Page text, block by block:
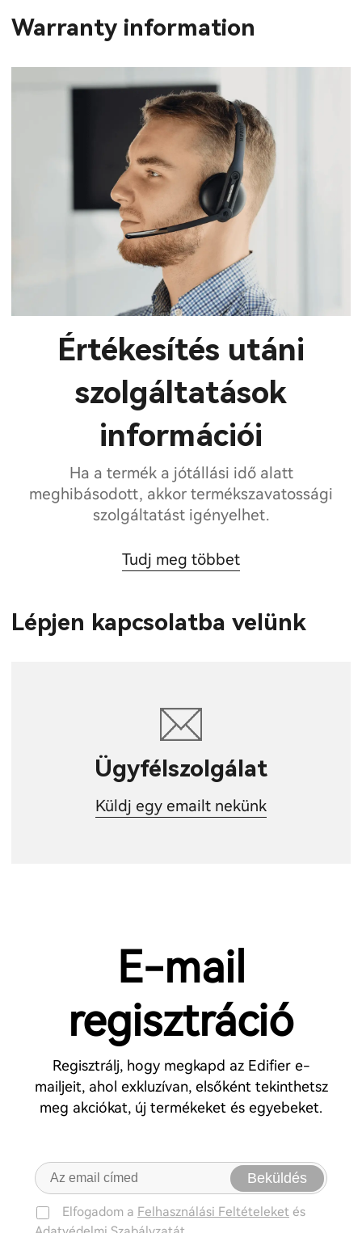
Warranty information
Értékesítés utáni
szolgáltatások
információi
Ha a termék a jótállási idő alatt
meghibásodott, akkor termékszavatossági
szolgáltatást igényelhet.
Tudj meg többet
Lépjen kapcsolatba velünk
Ügyfélszolgálat
Küldj egy emailt nekünk
E-mail
regisztráció
Regisztrálj, hogy megkapd az Edifier e-
mailjeit, ahol exkluzívan, elsőként tekinthetsz
meg akciókat, új termékeket és egyebeket.
Beküldés
Elfogadom a Felhasználási Feltételeket és